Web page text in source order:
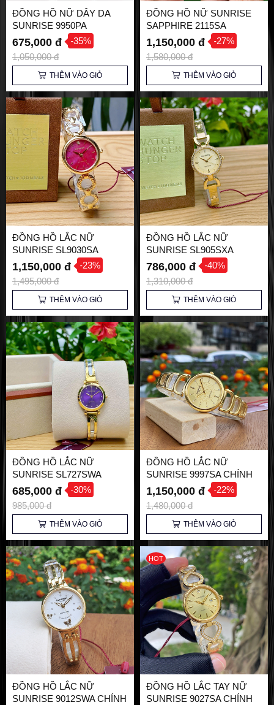
ĐỒNG HỒ NỮ DÂY DA
SUNRISE 9950PA
675,000 đ -35%
1,050,000 đ
THÊM VÀO GIỎ
ĐỒNG HỒ NỮ SUNRISE
SAPPHIRE 2115SA
1,150,000 đ -27%
1,580,000 đ
THÊM VÀO GIỎ
ĐỒNG HỒ LẮC NỮ
SUNRISE SL9030SA
CHÍNH HÃNG
1,150,000 đ -23%
1,495,000 đ
THÊM VÀO GIỎ
ĐỒNG HỒ LẮC NỮ
SUNRISE SL905SXA
CHÍNH HÃNG
786,000 đ -40%
1,310,000 đ
THÊM VÀO GIỎ
ĐỒNG HỒ LẮC NỮ
SUNRISE SL727SWA
CHÍNH HÃNG
685,000 đ -30%
985,000 đ
THÊM VÀO GIỎ
ĐỒNG HỒ LẮC NỮ
SUNRISE 9997SA CHÍNH
HÃNG
1,150,000 đ -22%
1,480,000 đ
THÊM VÀO GIỎ
ĐỒNG HỒ LẮC NỮ
SUNRISE 9012SWA CHÍNH
HOT
ĐỒNG HỒ LẮC TAY NỮ
SUNRISE 9027SA CHÍNH